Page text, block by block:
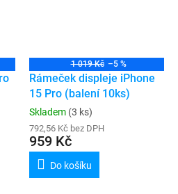
1 019 Kč –5 %
Rámeček displeje iPhone
15 Pro (balení 10ks)
Skladem (3 ks)
792,56 Kč bez DPH
959 Kč
Do košíku